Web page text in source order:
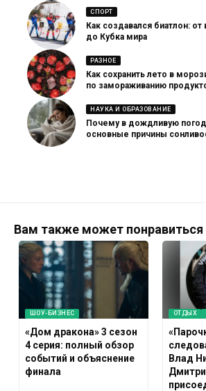
СПОРТ
Как создавался биатлон:
до Кубка мира
РАЗНОЕ
Как сохранить лето в
по замораживанию
НАУКА И ОБРАЗОВАНИЕ
Почему в дождливую
основные причины
Вам также может понравиться
ШОУ-БИЗНЕС
«Дом дракона» 3 сезон
4 серия: полный обзор
событий и объяснение
финала
ОТДЫХ
Влад